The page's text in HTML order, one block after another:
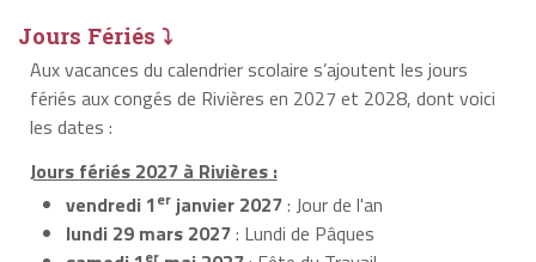
Jours Fériés ⤵
Aux vacances du calendrier scolaire s’ajoutent les jours
fériés aux congés de Rivières en 2027 et 2028, dont voici
les dates :
Jours fériés 2027 à Rivières :
vendredi 1er janvier 2027: Jour de l'an
lundi 29 mars 2027: Lundi de Pâques
er